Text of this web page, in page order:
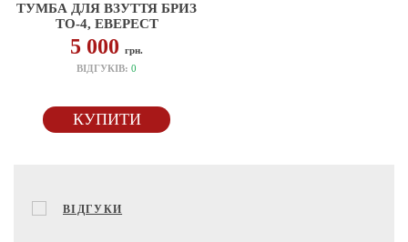
ТУМБА ДЛЯ ВЗУТТЯ БРИЗ
ТО-4, ЕВЕРЕСТ
5 000грн.
ВІДГУКІВ:0
КУПИТИ
ВІДГУКИ